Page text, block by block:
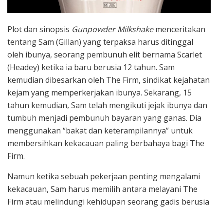
Plot dan sinopsis Gunpowder Milkshakemenceritakan
tentang Sam (Gillan) yang terpaksa harus ditinggal
oleh ibunya, seorang pembunuh elit bernama Scarlet
(Headey) ketika ia baru berusia 12 tahun. Sam
kemudian dibesarkan oleh The Firm, sindikat kejahatan
kejam yang memperkerjakan ibunya. Sekarang, 15
tahun kemudian, Sam telah mengikuti jejak ibunya dan
tumbuh menjadi pembunuh bayaran yang ganas. Dia
menggunakan “bakat dan keterampilannya” untuk
membersihkan kekacauan paling berbahaya bagi The
Firm.
Namun ketika sebuah pekerjaan penting mengalami
kekacauan, Sam harus memilih antara melayani The
Firm atau melindungi kehidupan seorang gadis berusia